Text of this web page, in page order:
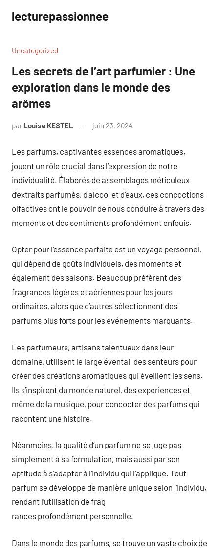
contenu
lecturepassionnee
Uncategorized
Les secrets de l’art parfumier : Une
exploration dans le monde des
arômes
par Louise KESTEL juin 23, 2024
Les parfums, captivantes essences aromatiques,
jouent un rôle crucial dans l’expression de notre
individualité. Élaborés de assemblages méticuleux
d’extraits parfumés, d’alcool et d’eaux, ces concoctions
olfactives ont le pouvoir de nous conduire à travers des
moments et des sentiments profondément enfouis.
Opter pour l’essence parfaite est un voyage personnel,
qui dépend de goûts individuels, des moments et
également des saisons. Beaucoup préfèrent des
fragrances légères et aériennes pour les jours
ordinaires, alors que d’autres sélectionnent des
parfums plus forts pour les événements marquants.
Les parfumeurs, artisans talentueux dans leur
domaine, utilisent le large éventail des senteurs pour
créer des créations aromatiques qui éveillent les sens.
Ils s’inspirent du monde naturel, des expériences et
même de la musique, pour concocter des parfums qui
racontent une histoire.
Néanmoins, la qualité d’un parfum ne se juge pas
simplement à sa formulation, mais aussi par son
aptitude à s’adapter à l’individu qui l’applique. Tout
parfum se développe de manière unique selon l’individu,
rendant l’utilisation de frag
rances profondément personnelle.
Dans le monde des parfums, se trouve un vaste choix de